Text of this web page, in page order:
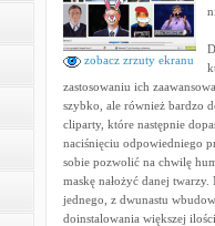
zobacz zrzuty ekranu
zastosowaniu ich
szybko, ale również bardzo
cliparty, które następnie
naciśnięciu odpowiedniego
sobie pozwolić na chwilę
maskę nałożyć danej
jednego, z dwunastu
doinstalowania większej